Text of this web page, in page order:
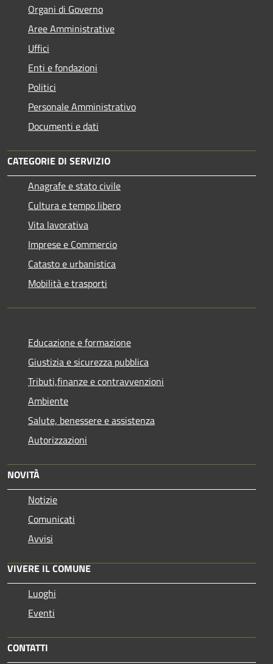
Organi di Governo
Aree Amministrative
Uffici
Enti e fondazioni
Politici
Personale Amministrativo
Documenti e dati
CATEGORIE DI SERVIZIO
Anagrafe e stato civile
Cultura e tempo libero
Vita lavorativa
Imprese e Commercio
Catasto e urbanistica
Mobilità e trasporti
Educazione e formazione
Giustizia e sicurezza pubblica
Tributi,finanze e contravvenzioni
Ambiente
Salute, benessere e assistenza
Autorizzazioni
NOVITÀ
Notizie
Comunicati
Avvisi
VIVERE IL COMUNE
Luoghi
Eventi
CONTATTI